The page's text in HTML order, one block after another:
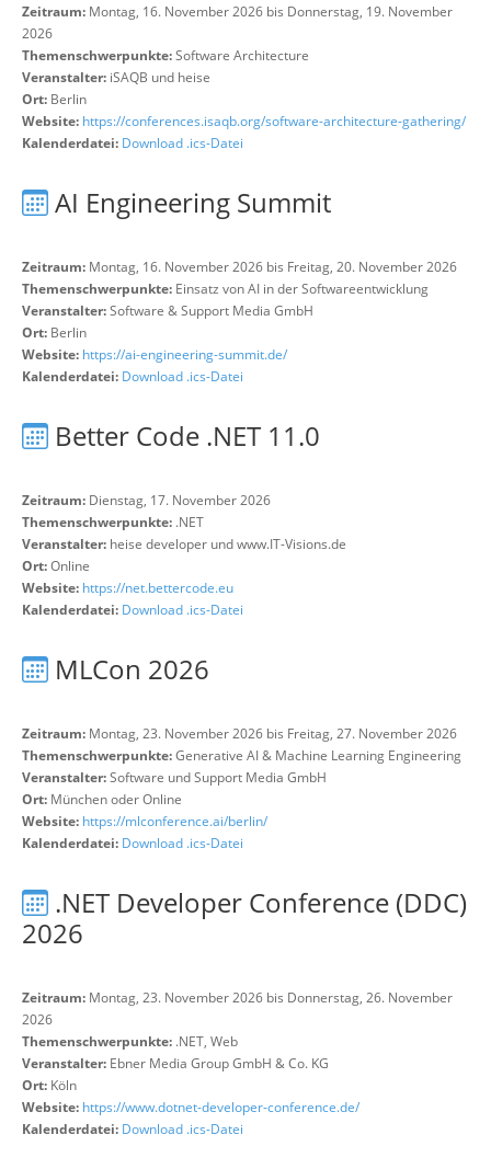
Zeitraum: Montag, 16. November 2026 bis Donnerstag, 19. November
2026
Themenschwerpunkte:Software Architecture
Veranstalter: iSAQB und heise
Ort: Berlin
Website: https://conferences.isaqb.org/software-architecture-gathering/
Kalenderdatei: Download .ics-Datei
AI Engineering Summit
Zeitraum: Montag, 16. November 2026 bis Freitag, 20. November 2026
Themenschwerpunkte: Einsatz von AI in der Softwareentwicklung
Veranstalter:Software & Support Media GmbH
Ort: Berlin
Website: https://ai-engineering-summit.de/
Kalenderdatei: Download .ics-Datei
Better Code .NET 11.0
Zeitraum: Dienstag, 17. November 2026
Themenschwerpunkte: .NET
Veranstalter: heise developer und www.IT-Visions.de
Ort:Online
Website: https://net.bettercode.eu
Kalenderdatei: Download .ics-Datei
MLCon 2026
Zeitraum: Montag, 23. November 2026 bis Freitag, 27. November 2026
Themenschwerpunkte:Generative AI & Machine Learning Engineering
Veranstalter:Software und Support Media GmbH
Ort: München oder Online
Website: https://mlconference.ai/berlin/
Kalenderdatei: Download .ics-Datei
.NET Developer Conference (DDC)
2026
Zeitraum: Montag, 23. November 2026 bis Donnerstag, 26. November
2026
Themenschwerpunkte: .NET, Web
Veranstalter: Ebner Media Group GmbH & Co. KG
Ort: Köln
Website: https://www.dotnet-developer-conference.de/
Kalenderdatei: Download .ics-Datei